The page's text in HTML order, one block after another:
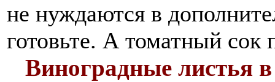
не нуждаются в
готовьте. А томатный сок
Виноградные листья